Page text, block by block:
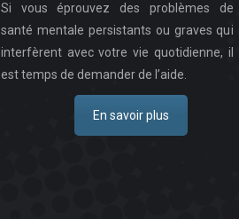
Si vous éprouvez des problèmes de
santé mentale persistants ou graves qui
interfèrent avec votre vie quotidienne, il
est temps de demander de l’aide.
En savoir plus